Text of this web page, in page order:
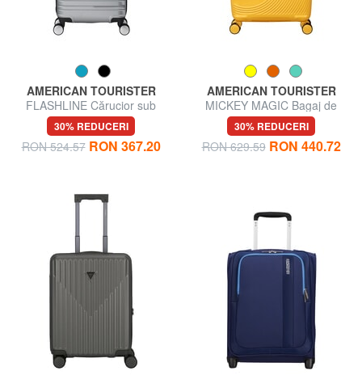
AMERICAN TOURISTER
FLASHLINE Cărucior sub
scaun
30% REDUCERI
RON 524.57 RON 367.20
AMERICAN TOURISTER
MICKEY MAGIC Bagaj de
mână, extensibil
30% REDUCERI
RON 629.59 RON 440.72